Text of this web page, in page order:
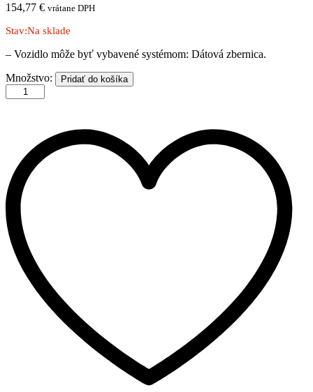
154,77 € vrátane DPH
Stav:Na sklade
– Vozidlo môže byť vybavené systémom: Dátová zbernica.
CITROEN
Nemo
2008-
A
množstvo
Množstvo: Pridať do košíka